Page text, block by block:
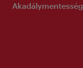
Akadálymentesség